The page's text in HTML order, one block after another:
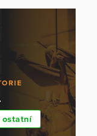
ostatní